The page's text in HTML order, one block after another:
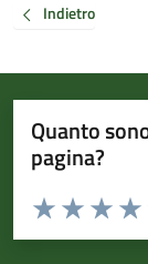
Indietro
Quanto
pagina?
Valuta da 1 a 5
Valuta
Valuta 2
Valuta 1 stelle